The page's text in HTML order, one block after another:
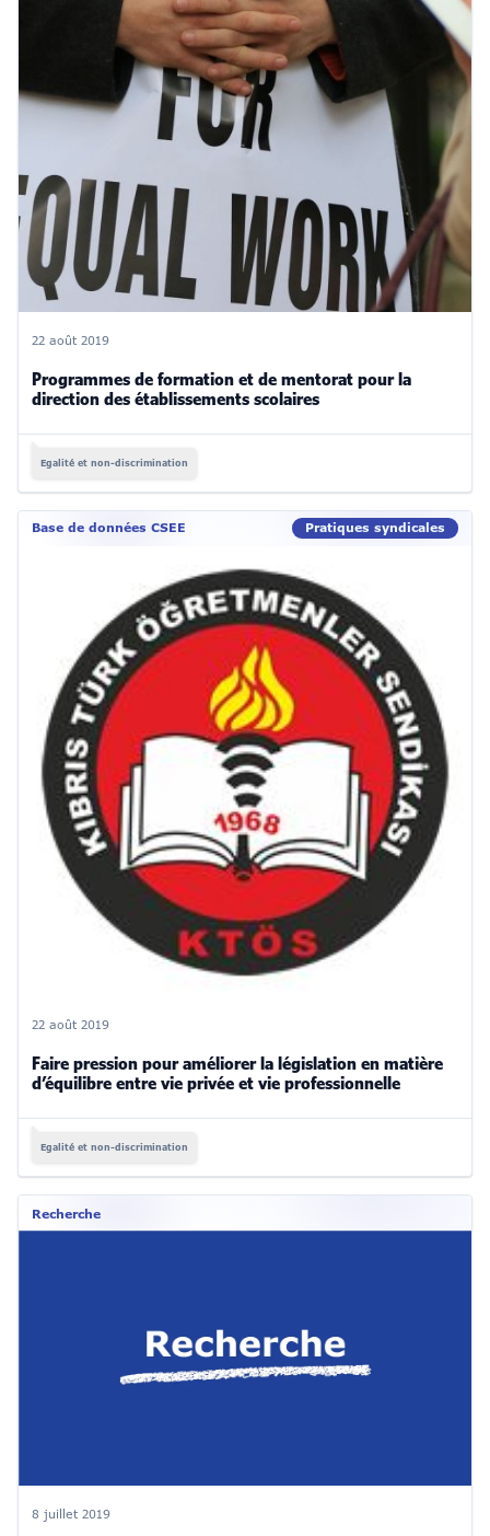
22 août 2019
Programmes de formation et de mentorat pour la
direction des établissements scolaires
Egalité et non-discrimination
Base de données CSEE Pratiques syndicales
22 août 2019
Faire pression pour améliorer la législation en matière
d’équilibre entre vie privée et vie professionnelle
Egalité et non-discrimination
Recherche
8 juillet 2019